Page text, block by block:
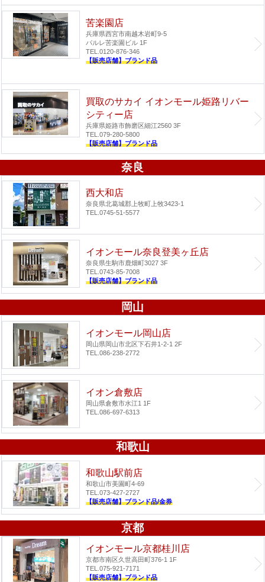
苦楽園店
兵庫県西宮市南越木岩町9-5
パルレ苦楽園ビル 1F
TEL.0120-876-346
【販売店舗】ブランド品
買取のサカイ イオンモール姫路リバー
シティー店
兵庫県姫路市飾磨区細江2560 3F
TEL.079-280-5800
【販売店舗】ブランド品
奈良
西大和店
奈良県北葛城郡上牧町上牧3423-1
TEL.0745-51-5577
イオンモール奈良登美ヶ丘店
奈良県生駒市鹿畑町3027 3F
TEL.0743-85-7008
【販売店舗】ブランド品
岡山
イオンモール岡山店
岡山県岡山市北区下石井1-2-1 2F
TEL.086-238-2772
イオン倉敷店
岡山県倉敷市水江1 1F
TEL.086-697-6313
和歌山
和歌山駅前店
和歌山市美園町4-69
TEL.073-427-2727
【販売店舗】ブランド品/金券
京都
イオンモール京都桂川店
京都市南区久世高田町376-1 1F
TEL.075-921-7171
【販売店舗】ブランド品